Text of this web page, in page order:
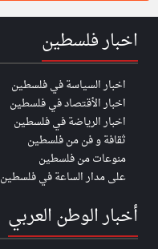
اخبار فلسطين
اخبار السياسة في فلسطين
اخبار الأقتصاد في فلسطين
اخبار الرياضة في فلسطين
ثقافة و فن من فلسطين
منوعات من فلسطين
على مدار الساعة في فلسطين
أخبار الوطن العربي